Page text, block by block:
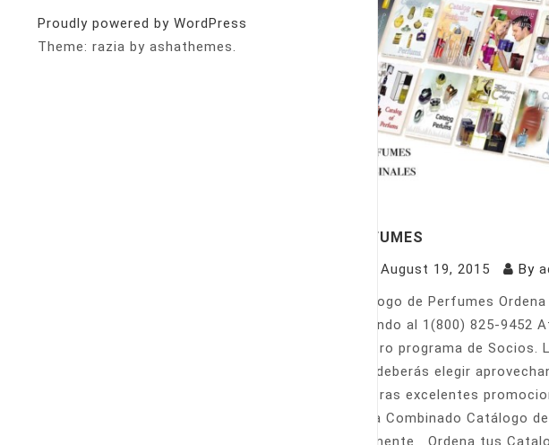
Proudly powered by WordPress
Theme: razia by ashathemes.
PERFUMES
August 19, 2015 By
Catálogo de Perfumes
llamando al 1(800) 825-
nuestro programa de Socios.
Sólo deberás elegir
nuestras excelentes
Venta Combinado Catálogo
fácilmente Ordena tus